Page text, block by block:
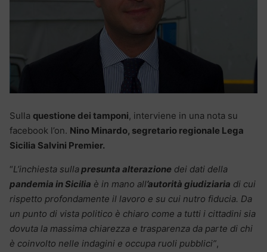
Sulla questione dei tamponi, interviene in una nota su
facebook l’on. Nino Minardo, segretario regionale Lega
Sicilia Salvini Premier.
“L’inchiesta sullapresunta alterazione dei dati della
pandemia in Sicilia è in mano all’autorità giudiziaria di cui
rispetto profondamente il lavoro e su cui nutro fiducia. Da
un punto di vista politico è chiaro come a tutti i cittadini sia
dovuta la massima chiarezza e trasparenza da parte di chi
è coinvolto nelle indagini e occupa ruoli pubblici”,